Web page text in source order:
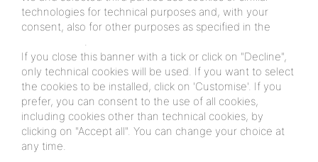
technologies for technical purposes and, with your
consent, also for other purposes as specified in the
.
If you close this banner with a tick or click on "Decline",
only technical cookies will be used. If you want to select
the cookies to be installed, click on 'Customise'. If you
prefer, you can consent to the use of all cookies,
including cookies other than technical cookies, by
clicking on "Accept all". You can change your choice at
any time.